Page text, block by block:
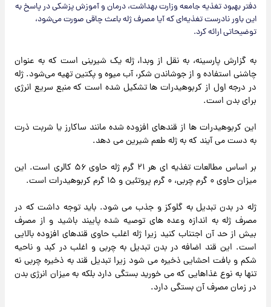
دفتر بهبود تغذیه جامعه وزارت بهداشت، درمان و آموزش پزشکی در پاسخ به
این باور نادرست تغذیه‌ای که آیا مصرف ژله باعث چاقی صورت می‌شود،
توضیحاتی ارائه کرد.
به گزارش پارسینه، به نقل از وبدا، ژله یک شیرینی است که به عنوان
چاشنی استفاده و از جوشاندن شکر، آب میوه و پکتین تهیه می‌شود. ژله
در درجه اول از کربوهیدرات ها تشکیل شده است که منبع سریع انرژی
برای بدن است.
این کربوهیدرات ها از قندهای افزوده شده مانند ساکارز یا شربت ذرت
به دست می آیند که به ژله طعم شیرین می دهد.
بر اساس مطالعات تغذیه ای هر ۲۱ گرم ژله حاوی ۵۶ کالری است. این
میزان حاوی ۰ گرم چربی، ۰ گرم پروتئین و ۱۵ گرم کربوهیدرات است.
ژله در بدن تبدیل به گلوکز و جذب می شود. باید توجه داشت که در
مصرف ژله به اندازه وعده های توصیه شده پایبند باشید و از مصرف
بیش از حد آن اجتناب کنید زیرا ژله اغلب حاوی قندهای افزوده بالایی
است. این قند اضافه در بدن تبدیل به چربی و اغلب در کبد و ناحیه
شکم و بافت احشایی ذخیره می شود زیرا تبدیل قند به ذخیره چربی نه
تنها به نوع غذاهایی که می خورید بستگی دارد بلکه به میزان انرژی بدن
در زمان مصرف آن بستگی دارد.